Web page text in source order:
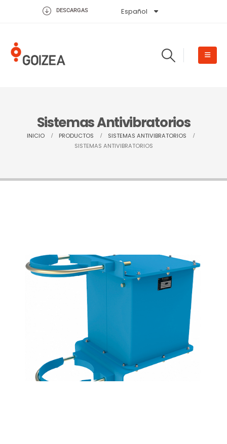
DESCARGAS Español
English
Sistemas Antivibratorios
INICIO PRODUCTOS
SISTEMAS ANTIVIBRATORIOS
SISTEMAS ANTIVIBRATORIOS